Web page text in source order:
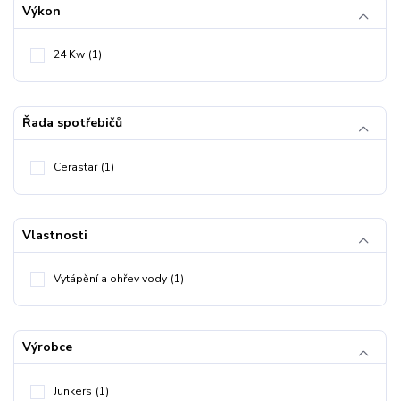
Výkon
24 Kw (1)
Řada spotřebičů
Cerastar (1)
Vlastnosti
Vytápění a ohřev vody (1)
Výrobce
Junkers (1)